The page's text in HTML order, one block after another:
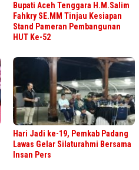
Bupati Aceh Tenggara H.M.Salim
Fahkry SE.MM Tinjau Kesiapan
Stand Pameran Pembangunan
HUT Ke-52
Hari Jadi ke-19, Pemkab Padang
Lawas Gelar Silaturahmi Bersama
Insan Pers